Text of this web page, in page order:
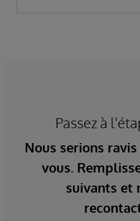
Passez à
Nous serions
vous.
suivants et